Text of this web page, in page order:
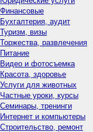
Финансовые
Бухгалтерия, аудит
Туризм, визы
Торжества, развлечения
Питание
Видео и фотосъемка
Красота, здоровье
Услуги для животных
Частные уроки, курсы
Семинары, тренинги
Интернет и компьютеры
Строительство, ремонт